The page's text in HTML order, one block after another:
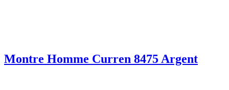
Montre Homme Curren 8475 Argent